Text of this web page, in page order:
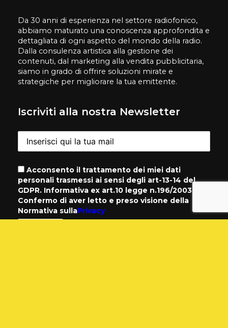
Da 30 anni di esperienza nel settore radiofonico,
abbiamo maturato una conoscenza approfondita e
dettagliata di ogni aspetto del mondo della radio.
Dalla consulenza artistica alla gestione dei
contenuti, dal marketing alla vendita pubblicitaria,
siamo in grado di offrire soluzioni mirate e
strategiche per migliorare la tua emittente.
Iscriviti alla nostra Newsletter
Acconsento il trattamento dei miei dati
personali trasmessi ai sensi degli art-13-14 del
GDPR. Informativa ex art.10 legge n.196/2003.
Confermo di aver letto e preso visione della
Normativa sullaPrivacy